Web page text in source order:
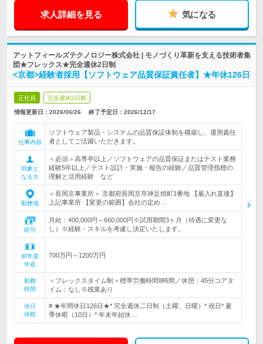
求人詳細を見る 気になる
アットフィールズテクノロジー株式会社 | モノづくり革新を支える技術者集
団★フレックス★完全週休2日制
<京都>経験者採用【ソフトウェア品質保証責任者】★年休126日
正社員 完全週休2日制
情報更新日：2026/06/26 終了予定日： 2026/12/17
仕事内容
ソフトウェア製品・システムの品質保証体制を構築し、運用責任
者としてご活躍いただきます。
対象と
なる方
＜必須＞高専卒以上／ソフトウェアの品質保証またはテスト業務
経験5年以上／テスト設計・実施・報告の経験／品質管理指標の
理解と活用経験 など
勤務地
＜長岡京事業所＞ 京都府長岡京市神足焼町1番地 【雇入れ直後】
上記事業所 【変更の範囲】会社の定め…
給与
月給：400,000円～660,000円※試用期間3ヶ月（待遇に変更な
し）※経験・スキルを考慮し決定いたします。
初年度
年収
700万円～1200万円
勤務
時間
＜フレックスタイム制＞標準労働時間8時間／休憩：45分コアタ
イム：なし※残業あり
休日
休暇
# ★年間休日126日★* 完全週休二日制（土曜、日曜）* 祝日* 夏
季休暇（10日）* 年末年始休…